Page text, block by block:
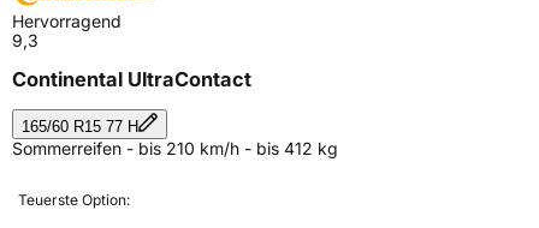
Hervorragend
9,3
Continental UltraContact
165/60 R15 77 H
Sommerreifen - bis 210 km/h - bis 412 kg
Teuerste Option: